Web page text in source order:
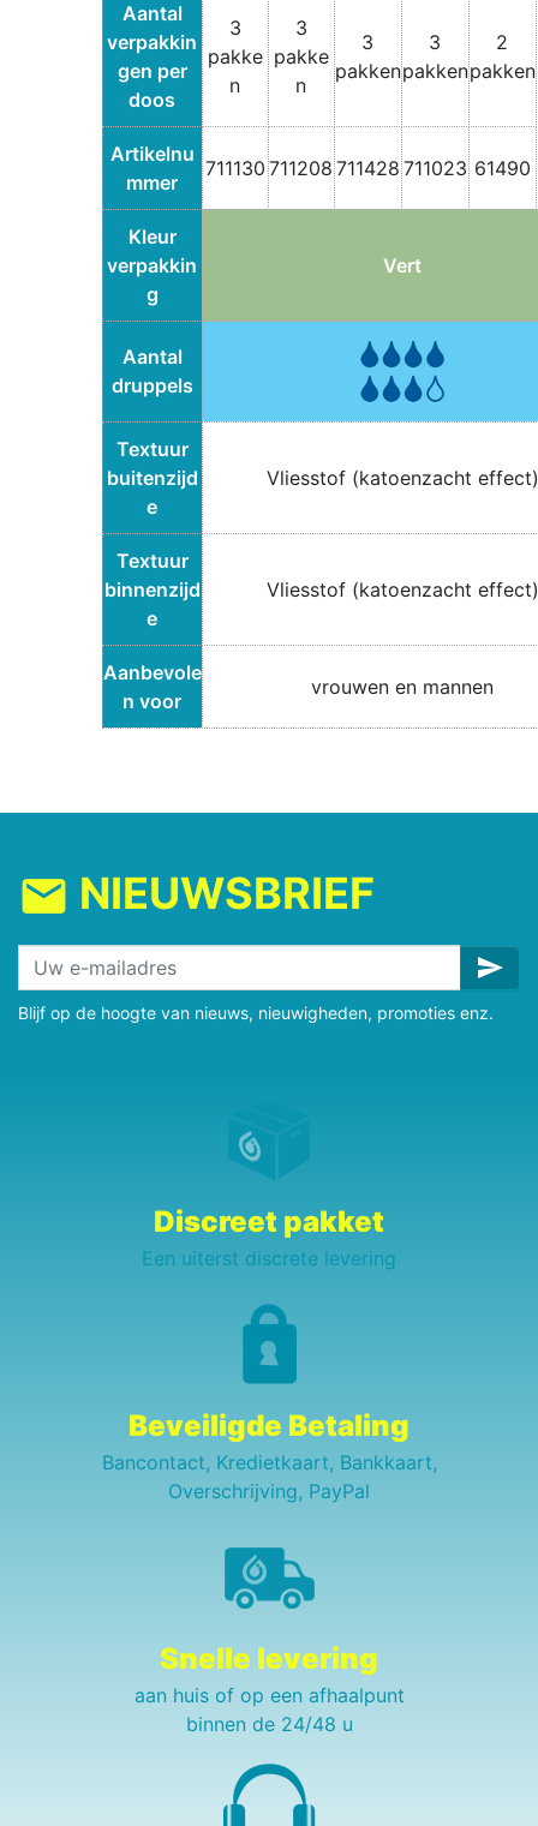
Aantal
verpakkin
gen per
doos
3
pakke
n
3
pakke
n
3
pakken
3
pakken
2
pakken
Artikelnu
mmer
711130 711208 711428 711023 61490
Kleur
verpakkin
g
Vert
Aantal
druppels
Textuur
buitenzijd
e
Vliesstof (katoenzacht effect)
Textuur
binnenzijd
e
Vliesstof (katoenzacht effect)
Aanbevole
n voor
vrouwen en mannen
mail NIEUWSBRIEF
send
Blijf op de hoogte van nieuws, nieuwigheden, promoties enz.
Discreet pakket
Een uiterst discrete levering
Beveiligde Betaling
Bancontact, Kredietkaart, Bankkaart,
Overschrijving, PayPal
Snelle levering
aan huis of op een afhaalpunt
binnen de 24/48 u